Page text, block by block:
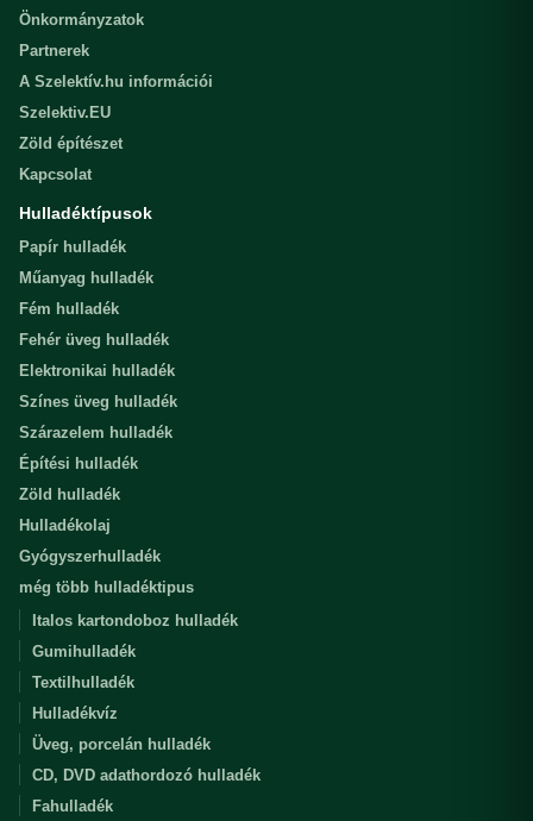
Önkormányzatok
Partnerek
A Szelektív.hu információi
Szelektiv.EU
Zöld építészet
Kapcsolat
Hulladéktípusok
Papír hulladék
Műanyag hulladék
Fém hulladék
Fehér üveg hulladék
Elektronikai hulladék
Színes üveg hulladék
Szárazelem hulladék
Építési hulladék
Zöld hulladék
Hulladékolaj
Gyógyszerhulladék
még több hulladéktipus
Italos kartondoboz hulladék
Gumihulladék
Textilhulladék
Hulladékvíz
Üveg, porcelán hulladék
CD, DVD adathordozó hulladék
Fahulladék